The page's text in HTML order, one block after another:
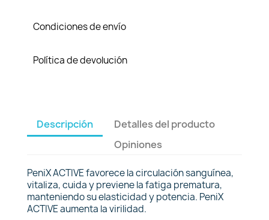
Condiciones de envío
Política de devolución
Descripción
Detalles del producto
Opiniones
PeniX ACTIVE favorece la circulación sanguínea,
vitaliza, cuida y previene la fatiga prematura,
manteniendo su elasticidad y potencia. PeniX
ACTIVE aumenta la virilidad.